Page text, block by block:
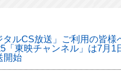
タルCS放送」ご利用の皆様
「東映チャンネル」は7月1
開始